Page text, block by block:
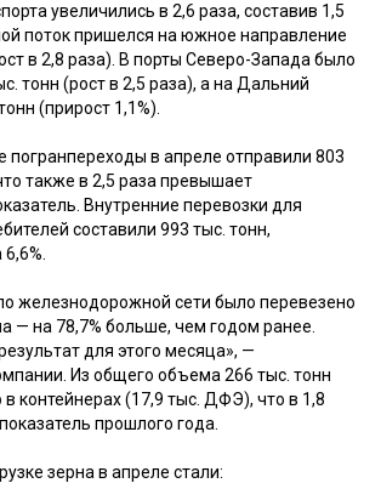
увеличились в 2,6 раза, составив 1,5
поток пришелся на южное направление
в 2,8 раза). В порты Северо-Запада было
тонн (рост в 2,5 раза), а на Дальний
(прирост 1,1%).
погранпереходы в апреле отправили 803
также в 2,5 раза превышает
Внутренние перевозки для
составили 993 тыс. тонн,
железнодорожной сети было перевезено
— на 78,7% больше, чем годом ранее.
для этого месяца», —
Из общего объема 266 тыс. тонн
контейнерах (17,9 тыс. ДФЭ), что в 1,8
прошлого года.
зерна в апреле стали:
Прайс-лист
для поставщиков